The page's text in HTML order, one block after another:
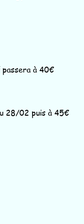
à 40€
28/02 puis à 45€